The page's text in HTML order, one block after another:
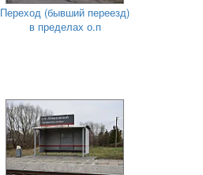
Переход (бывший переезд)
в пределах о.п